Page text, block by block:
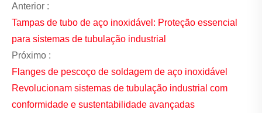
Anterior :
Tampas de tubo de aço inoxidável: Proteção essencial
para sistemas de tubulação industrial
Próximo :
Flanges de pescoço de soldagem de aço inoxidável
Revolucionam sistemas de tubulação industrial com
conformidade e sustentabilidade avançadas